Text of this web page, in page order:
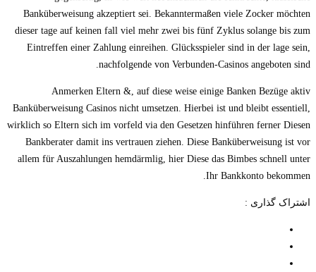
Banküberweisung akzeptiert sei. Bekanntermaßen viele Zocker möchten
dieser tage auf keinen fall viel mehr zwei bis fünf Zyklus solange bis zum
Eintreffen einer Zahlung einreihen. Glücksspieler sind in der lage sein,
nachfolgende von Verbunden-Casinos angeboten sind.
Anmerken Eltern &, auf diese weise einige Banken Bezüge aktiv
Banküberweisung Casinos nicht umsetzen. Hierbei ist und bleibt essentiell,
wirklich so Eltern sich im vorfeld via den Gesetzen hinführen ferner Diesen
Bankberater damit ins vertrauen ziehen. Diese Banküberweisung ist vor
allem für Auszahlungen hemdärmlig, hier Diese das Bimbes schnell unter
Ihr Bankkonto bekommen.
اشتراک گذاری :